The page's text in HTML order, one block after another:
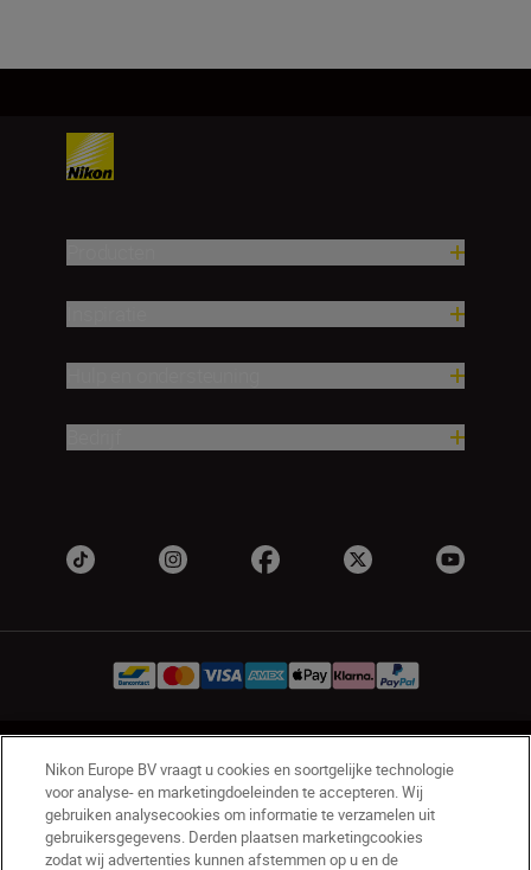
BE(nl) Nikon Sites
Contact opnemen
Privacyverklaring
Gebruiksvoorwaarden
Nikon Store - Algemene voorwaarden
Nikon Europe BV vraagt u cookies en soortgelijke technologie
voor analyse- en marketingdoeleinden te accepteren. Wij
gebruiken analysecookies om informatie te verzamelen uit
gebruikersgegevens. Derden plaatsen marketingcookies
zodat wij advertenties kunnen afstemmen op u en de